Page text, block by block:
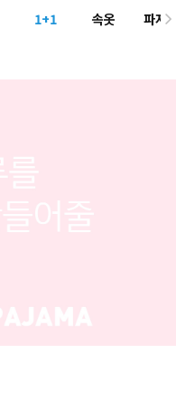
1+1 속옷
파자